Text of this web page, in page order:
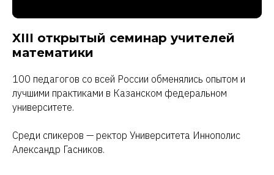
XIII открытый семинар учителей
математики
100 педагогов со всей России обменялись опытом и
лучшими практиками в Казанском федеральном
университете.
Среди спикеров — ректор Университета Иннополис
Александр Гасников.